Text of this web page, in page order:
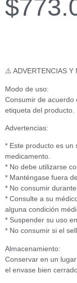
$
⚠️ ADVERTENCIAS Y
Modo de uso:
Consumir de acuerdo
etiqueta del producto.
Advertencias:
* Este producto es un
medicamento.
* No debe utilizarse
* Manténgase fuera
* No consumir
* Consulte a su
alguna condición
* Suspender su uso
* No consumir si el
Almacenamiento:
Conservar en un
el envase bien